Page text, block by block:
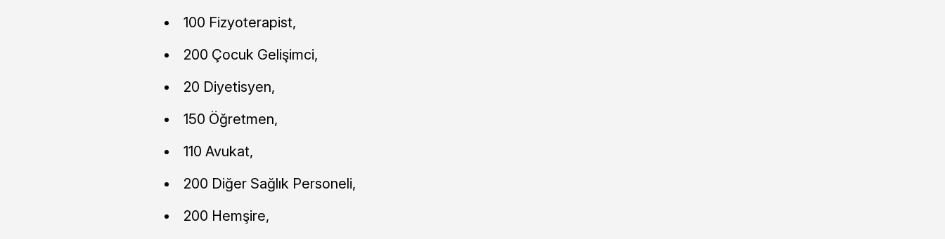
100 Fizyoterapist,
200 Çocuk Gelişimci,
20 Diyetisyen,
150 Öğretmen,
110 Avukat,
200 Diğer Sağlık Personeli,
200 Hemşire,